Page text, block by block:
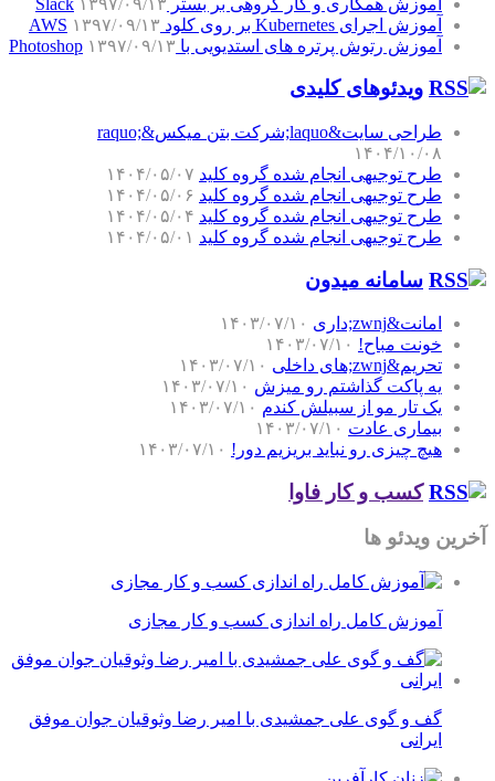
آموزش اجرای Kubernetes بر روی کلود AWS
۱۳۹۷/۰۹/۱۳
آموزش رتوش پرتره های استدیویی با Photoshop ۱۳۹۷/۰۹/۱۳
ویدئوهای کلیدی
طراحی سایت&laquo;شرکت بتن میکس&raquo;
۱۴۰۴/۱۰/۰۸
طرح توجیهی انجام شده گروه کلید ۱۴۰۴/۰۵/۰۷
طرح توجیهی انجام شده گروه کلید ۱۴۰۴/۰۵/۰۶
طرح توجیهی انجام شده گروه کلید ۱۴۰۴/۰۵/۰۴
طرح توجیهی انجام شده گروه کلید ۱۴۰۴/۰۵/۰۱
سامانه میدون
امانت&zwnj;داری
۱۴۰۳/۰۷/۱۰
خونت مباح! ۱۴۰۳/۰۷/۱۰
تحریم&zwnj;های داخلی
۱۴۰۳/۰۷/۱۰
یه پاکت گذاشتم رو میزش ۱۴۰۳/۰۷/۱۰
یک تار مو از سبیلش کندم ۱۴۰۳/۰۷/۱۰
بیماری عادت ۱۴۰۳/۰۷/۱۰
هیچ چیزی رو نباید بریزیم دور! ۱۴۰۳/۰۷/۱۰
کسب و کار فاوا
آخرین ویدئو ها
آموزش کامل راه اندازی کسب و کار مجازی
گف و گوی علی جمشیدی با امیر رضا وثوقیان جوان موفق
ایرانی